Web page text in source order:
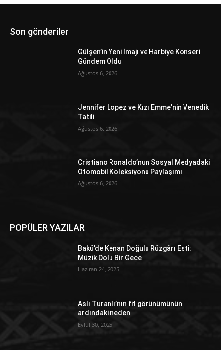
Son gönderiler
Gülşen’in Yeni İmajı ve Harbiye Konseri
Gündem Oldu
Ağustos 6, 2026
Jennifer Lopez ve Kızı Emme’nin Venedik
Tatili
Ağustos 6, 2026
Cristiano Ronaldo’nun Sosyal Medyadaki
Otomobil Koleksiyonu Paylaşımı
Ağustos 6, 2026
POPÜLER YAZILAR
Bakü’de Kenan Doğulu Rüzgârı Esti:
Müzik Dolu Bir Gece
Haziran 24, 2025
Aslı Turanlı’nın fit görünümünün
ardındaki neden
Eylül 30, 2025